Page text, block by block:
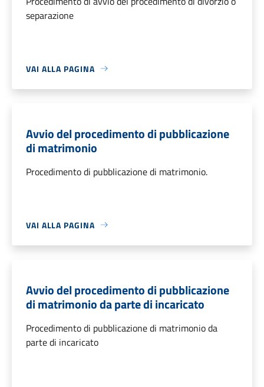
separazione
VAI ALLA PAGINA
Avvio del procedimento di pubblicazione
di matrimonio
Procedimento di pubblicazione di matrimonio.
VAI ALLA PAGINA
Avvio del procedimento di pubblicazione
di matrimonio da parte di incaricato
Procedimento di pubblicazione di matrimonio da
parte di incaricato